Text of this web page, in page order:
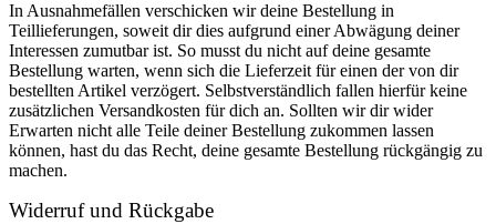
In Ausnahmefällen verschicken wir deine Bestellung in
Teillieferungen, soweit dir dies aufgrund einer Abwägung deiner
Interessen zumutbar ist. So musst du nicht auf deine gesamte
Bestellung warten, wenn sich die Lieferzeit für einen der von dir
bestellten Artikel verzögert. Selbstverständlich fallen hierfür keine
zusätzlichen Versandkosten für dich an. Sollten wir dir wider
Erwarten nicht alle Teile deiner Bestellung zukommen lassen
können, hast du das Recht, deine gesamte Bestellung rückgängig zu
machen.
Widerruf und Rückgabe